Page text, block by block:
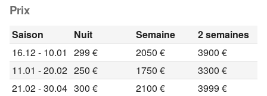
Prix
Saison Nuit Semaine
2 semaines
16.12 - 10.01
299 € 2050 €
3900 €
11.01 - 20.02 250 € 1750 €
3300 €
21.02 - 30.04 300 € 2100 €
3999 €